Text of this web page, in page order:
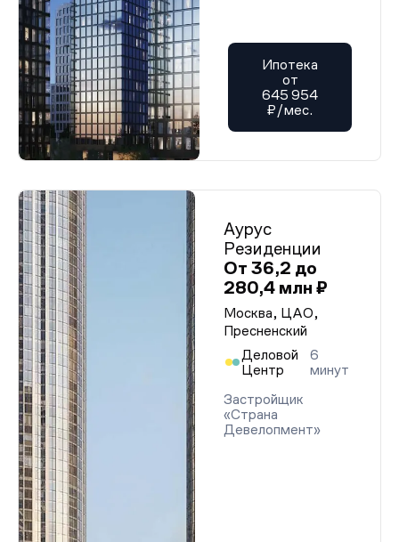
Ипотека
от
645 954
₽/мес.
Аурус
Резиденции
От 36,2 до
280,4 млн ₽
Москва, ЦАО,
Пресненский
Деловой
Центр
6
минут
Застройщик
«Страна
Девелопмент»